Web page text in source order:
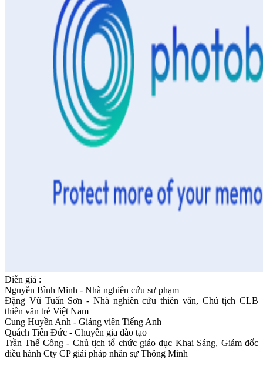
Diễn giả :
Nguyễn Bình Minh - Nhà nghiên cứu sư phạm
Đặng Vũ Tuấn Sơn - Nhà nghiên cứu thiên văn, Chủ tịch CLB
thiên văn trẻ Việt Nam
Cung Huyền Anh - Giảng viên Tiếng Anh
Quách Tiến Đức - Chuyên gia đào tạo
Trần Thế Công - Chủ tịch tổ chức giáo dục Khai Sáng, Giám đốc
điều hành Cty CP giải pháp nhân sự Thông Minh